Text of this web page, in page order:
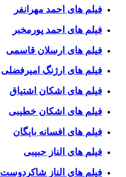
فیلم های احمد مهرانفر
فیلم های احمد پورمخبر
فیلم های ارسلان قاسمی
فیلم های ارژنگ امیرفضلی
فیلم های اشکان اشتیاق
فیلم های اشکان خطیبی
فیلم های افسانه بایگان
فیلم های الناز حبیبی
فیلم های الناز شاکردوست